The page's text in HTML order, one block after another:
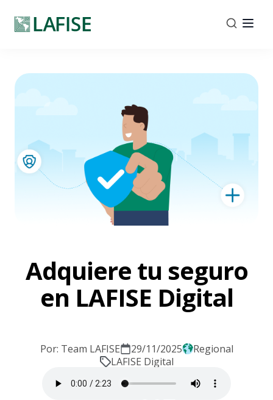
Adquiere tu seguro
en LAFISE Digital
Por: Team LAFISE 29/11/2025
Regional
LAFISE Digital